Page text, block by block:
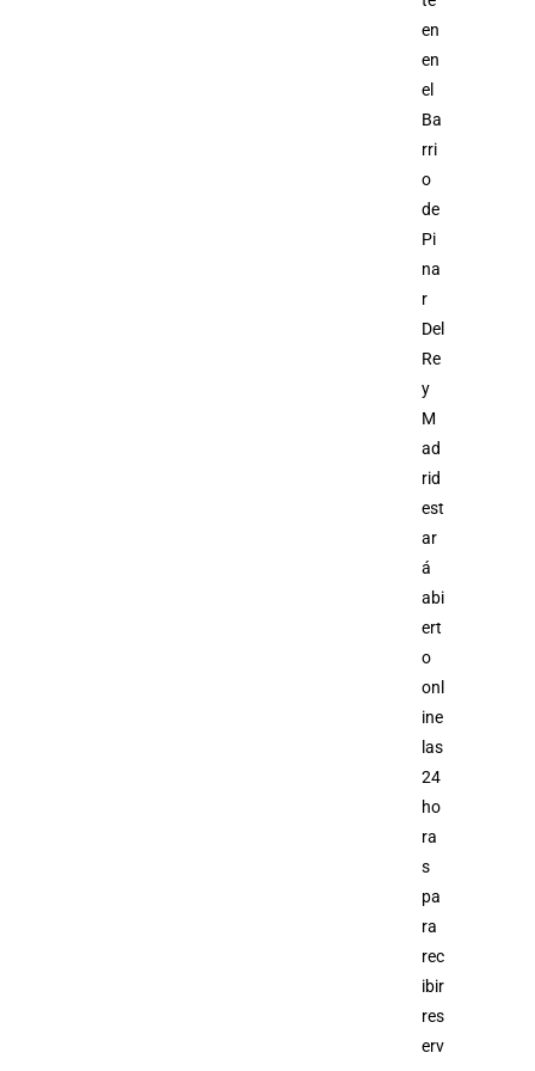
en
en
el
Ba
rri
o
de
Pi
na
r
Del
Re
y
M
ad
rid
est
ar
á
abi
ert
o
onl
ine
las
24
ho
ra
s
pa
ra
rec
ibir
res
erv